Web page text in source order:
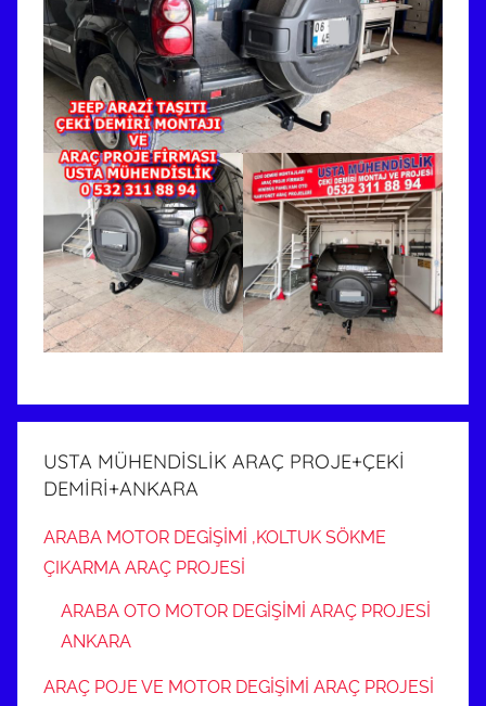
USTA MÜHENDİSLİK ARAÇ PROJE+ÇEKİ
DEMİRİ+ANKARA
ARABA MOTOR DEGİŞİMİ ,KOLTUK SÖKME
ÇIKARMA ARAÇ PROJESİ
ARABA OTO MOTOR DEGİŞİMİ ARAÇ PROJESİ
ANKARA
ARAÇ POJE VE MOTOR DEGİŞİMİ ARAÇ PROJESİ